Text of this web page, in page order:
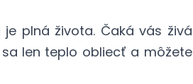
je plná života. Čaká vás živá
len teplo obliecť a môžete